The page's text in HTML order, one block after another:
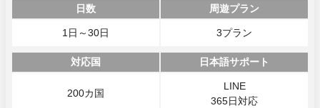
日数 周遊プラン
1日～30日 3プラン
対応国 日本語サポート
200カ国
LINE
365日対応